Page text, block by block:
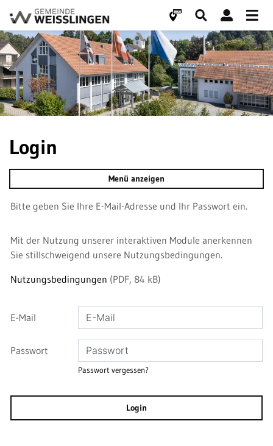
zur Startseite
Direkt zur Hauptnavigation
Direkt zum Inhalt
Direkt zur Suche
Direkt zum Stichwortverzeichnis
Weisslingen
Login
Menü anzeigen
Bitte geben Sie Ihre E-Mail-Adresse und Ihr Passwort ein.
Mit der Nutzung unserer interaktiven Module anerkennen
Sie stillschweigend unsere Nutzungsbedingungen.
Nutzungsbedingungen (PDF, 84 kB)
E-Mail
Passwort
Passwort vergessen?
Login